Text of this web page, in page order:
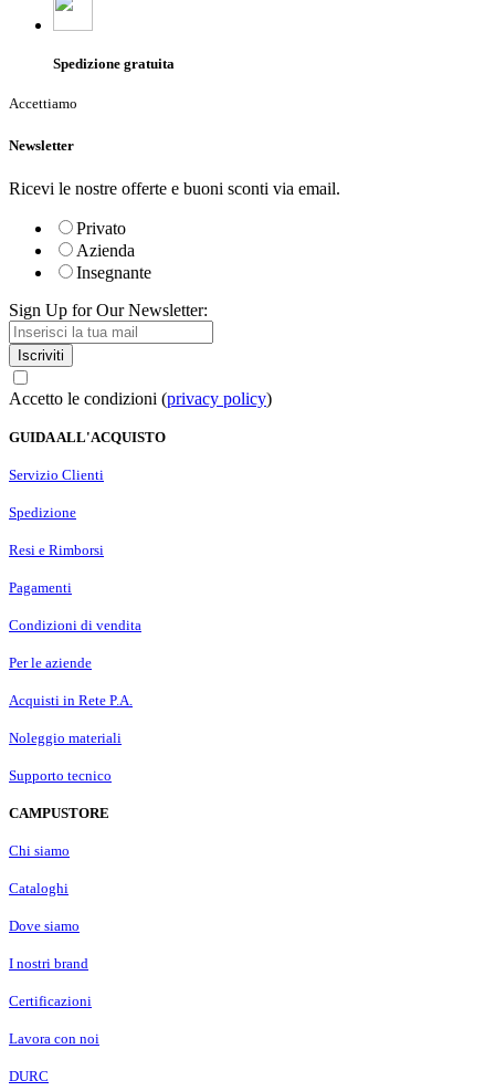
Spedizione gratuita
Accettiamo
Newsletter
Ricevi le nostre offerte e buoni sconti via email.
Privato
Azienda
Insegnante
Sign Up for Our Newsletter:
Iscriviti
Accetto le condizioni (privacy policy)
GUIDA ALL'ACQUISTO
Servizio Clienti
Spedizione
Resi e Rimborsi
Pagamenti
Condizioni di vendita
Per le aziende
Acquisti in Rete P.A.
Noleggio materiali
Supporto tecnico
CAMPUSTORE
Chi siamo
Cataloghi
Dove siamo
I nostri brand
Certificazioni
Lavora con noi
DURC